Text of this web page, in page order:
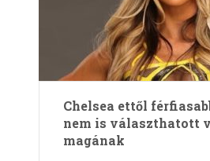
Chelsea ettől
nem is választhatott
magának